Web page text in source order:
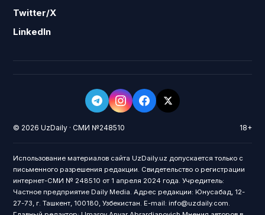
Twitter/X
LinkedIn
© 2026 UzDaily · СМИ №248510 18+
Использование материалов сайта UzDaily.uz допускается только с
письменного разрешения редакции. Свидетельство о регистрации
интернет-СМИ № 248510 от 1 апреля 2024 года. Учредитель:
Частное предприятие Daily Media. Адрес редакции: Юнусабад, 12-
27-73, г. Ташкент, 100180, Узбекистан. E-mail: info@uzdaily.com.